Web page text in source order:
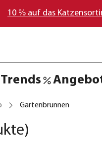
10 % auf das
Gartenbrunnen